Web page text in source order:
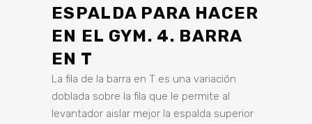
ESPALDA PARA HACER
EN EL GYM. 4. BARRA
EN T
La fila de la barra en T es una variación
doblada sobre la fila que le permite al
levantador aislar mejor la espalda superior